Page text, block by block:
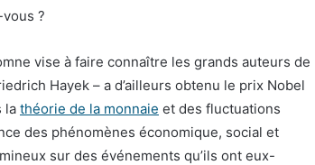
?
vise à faire connaître les grands auteurs de
Hayek – a d’ailleurs obtenu le prix Nobel
la théorie de la monnaie et des fluctuations
des phénomènes économique, social et
sur des événements qu’ils ont eux-